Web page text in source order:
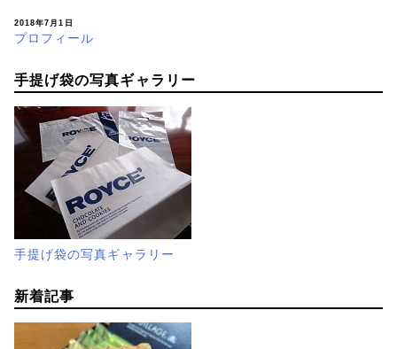
2018年7月1日
プロフィール
手提げ袋の写真ギャラリー
手提げ袋の写真ギャラリー
新着記事